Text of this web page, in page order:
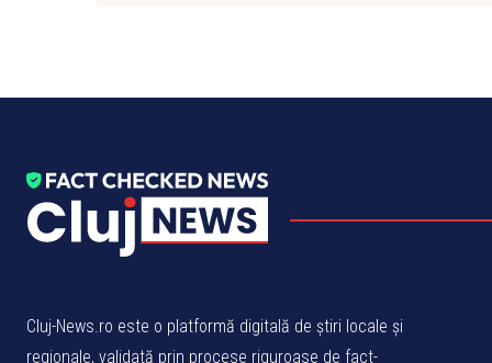
Cluj-News.ro este o platformă digitală de știri locale și
regionale, validată prin procese riguroase de fact-